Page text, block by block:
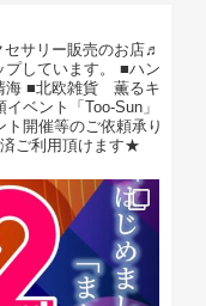
で、本サービス実施中
終了後返却いたしま
自の責任において管理
ィ対策が成されている
管して頂くか、ご希望
お預かりすることも可
せん。
いたします。お戻りの
サリー販売のお店♬
しています。
■ハン
海■北欧雑貨 薫るキ
イベント「Too-Sun」
開催等のご依頼承り
ご利用頂けます★